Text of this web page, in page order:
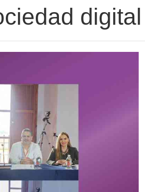
digital